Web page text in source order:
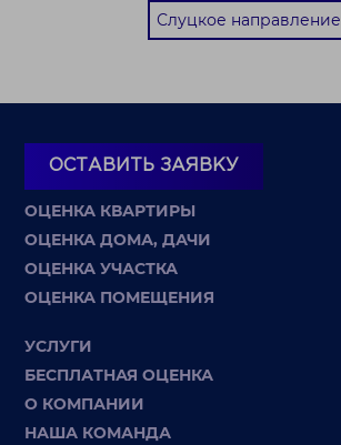
Слуцкое направление
ОСТАВИТЬ ЗАЯВКУ
ОЦЕНКА КВАРТИРЫ
ОЦЕНКА ДОМА, ДАЧИ
ОЦЕНКА УЧАСТКА
ОЦЕНКА ПОМЕЩЕНИЯ
УСЛУГИ
БЕСПЛАТНАЯ ОЦЕНКА
О КОМПАНИИ
НАША КОМАНДА